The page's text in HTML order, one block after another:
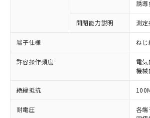
誘
開閉能力説明 測
端子仕様 ねじ
許容操作頻度
電
機
絶縁抵抗
耐電圧
各
商品の当社在庫状況および
(税抜)を提供させていただ
当社制御機器事業取扱商品
本サービスの対象外となる
ことをご了承ください。
在庫状況および標準価格照
記載している更新日時点で
タに基づき作成されるもの
準価格とは異なる場合があ
非含有の対応状況を調査中また
非該当品：ライセンス料など無
害物質有無と関係のない商品で
仕入先様の事情により、非含有
いたものが、含有品と判明した
むを得ず変更することがありま
*EU RoHS指令（10物質）：
鉛(Pb) 1000ppm以下、 水銀(Hg) 1000ppm
六価クロム(Cr(Ⅵ)) 1000ppm以下、ポリ
「○」：最大均質材料含有率が
基準値以下であることを示しま
「×」：最大均質材料含有率が
基準値を超えていることを示し
「－」：未確認です。当社販売
当社は、これら貴社製品の
為替および外国貿易法に定
（以下｢規制貨物等」とい
または国外への提供する場
国政府の輸出許可(または
可)を取得するなどの必要